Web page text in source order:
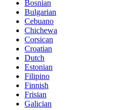
Bosnian
Bulgarian
Cebuano
Chichewa
Corsican
Croatian
Dutch
Estonian
Filipino
Finnish
Frisian
Galician